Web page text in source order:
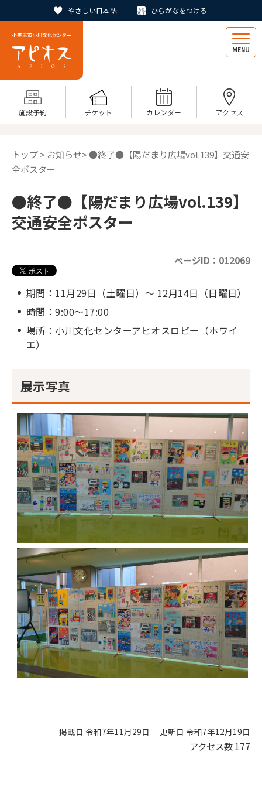
やさしい日本語 ひらがなをつける
MENU
施設予約 チケット カレンダー アクセス
トップ> お知らせ> ●終了●【陽だまり広場vol.139】交通安
全ポスター
●終了●【陽だまり広場vol.139】
交通安全ポスター
ページID：012069
期間：11月29日（土曜日）～ 12月14日（日曜日）
時間：9:00～17:00
場所：小川文化センターアピオスロビー（ホワイ
エ）
展示写真
掲載日 令和7年11月29日 更新日 令和7年12月19日
アクセス数177